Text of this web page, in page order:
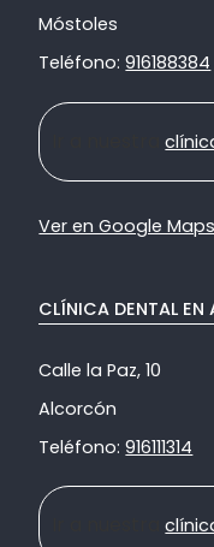
Móstoles
Teléfono:916188384
Ir a nuestra
Ver en Google Maps
CLÍNICA DENTAL EN
Calle la Paz, 10
Alcorcón
Teléfono:916111314
Ir a nuestra